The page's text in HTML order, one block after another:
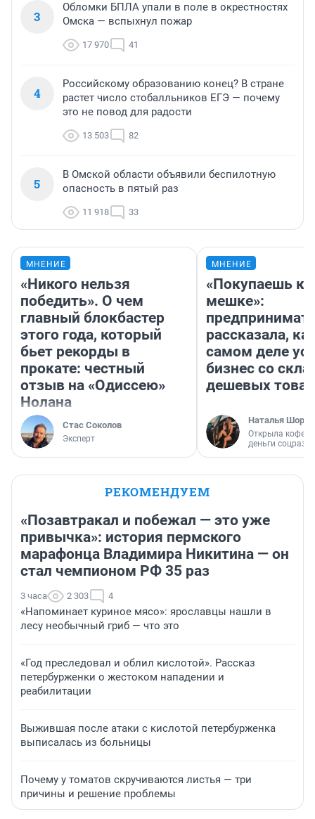
3
Обломки БПЛА упали в поле в окрестностях
Омска — вспыхнул пожар
17 970 41
4
Российскому образованию конец? В стране
растет число стобалльников ЕГЭ — почему
это не повод для радости
13 503 82
5
В Омской области объявили беспилотную
опасность в пятый раз
11 918 33
МНЕНИЕ
«Никого нельзя
победить». О чем
главный блокбастер
этого года, который
бьет рекорды в
прокате: честный
отзыв на «Одиссею»
Нолана
Стас Соколов
Эксперт
МНЕНИЕ
«Покупаешь
мешке»:
рассказала,
самом деле
бизнес со
дешевых
Наталья
Открыла
деньги
РЕКОМЕНДУЕМ
«Позавтракал и побежал — это уже
привычка»: история пермского
марафонца Владимира Никитина — он
стал чемпионом РФ 35 раз
3 часа 2 303 4
«Напоминает куриное мясо»: ярославцы нашли в
лесу необычный гриб — что это
«Год преследовал и облил кислотой». Рассказ
петербурженки о жестоком нападении и
реабилитации
Выжившая после атаки с кислотой петербурженка
выписалась из больницы
Почему у томатов скручиваются листья — три
причины и решение проблемы